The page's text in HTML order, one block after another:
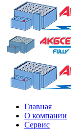
Главная
О компании
Сервис